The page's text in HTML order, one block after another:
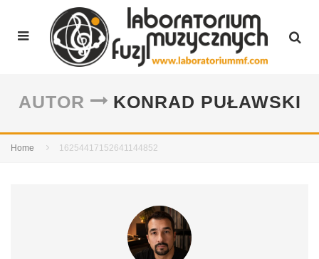
AUTOR KONRAD PUŁAWSKI
Home 16254417152641144852